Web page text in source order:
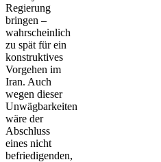
Regierung
bringen –
wahrscheinlich
zu spät für ein
konstruktives
Vorgehen im
Iran. Auch
wegen dieser
Unwägbarkeiten
wäre der
Abschluss
eines nicht
befriedigenden,